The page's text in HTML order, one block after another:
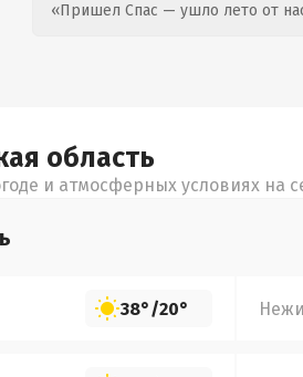
«Пришел Спас — ушло лето от
область
и атмосферных условиях на
38°/20°